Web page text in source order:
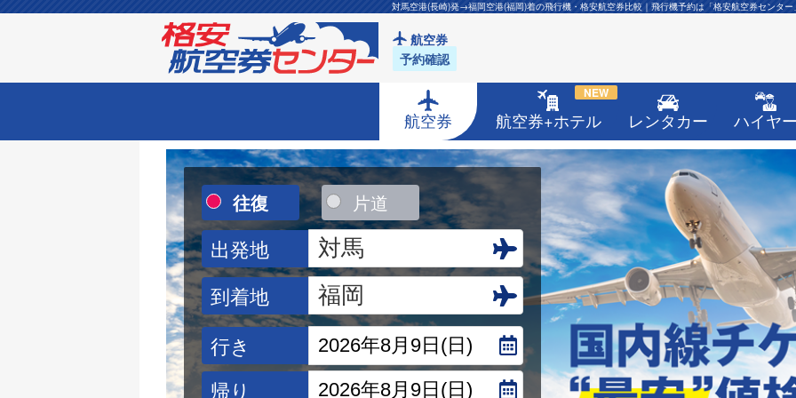
対馬空港(長崎)発→福岡空港(福岡)着の飛行機・格安航空券比較｜飛行機予約は「格安航空券センター
航空券
予約確認
航空券 航空券+ホテル
NEW
レンタカー ハイヤ
往復 片道
出発地
到着地
行き
帰り